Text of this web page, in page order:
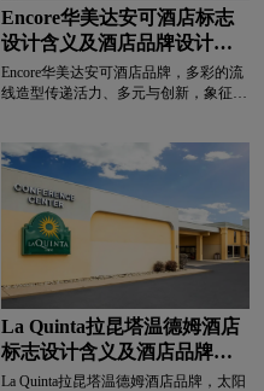
假村” 作为提供高端住宿与度假服务的
品牌，在行业内的专业与可信。
Encore华美达安可酒店标志
设计含义及酒店品牌设计理
念
Encore华美达安可酒店品牌，‌‌‌多彩的流
线造型传递活力、多元与创新，象征酒
性，契合其面向年轻客群或追求性价比
的定位。多彩配色显活力、时尚，契合
品牌定位，传达 “以多元活力，打造优
质温德姆系住宿体验” 的理念，助力树
立活力性价比旅居，吸引追求活力体验
与高性价比的客群。
La Quinta拉昆塔温德姆酒店
标志设计含义及酒店品牌设
计理念
La Quinta拉昆塔温德姆酒店品牌，‌‌‌太阳